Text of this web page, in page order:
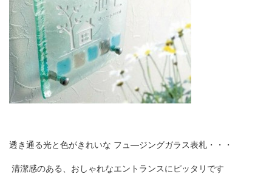
透き通る光と色がきれいな フュ ―ジングガラス表札・・・
清潔感のある、おしゃれなエントランスにピッタリです